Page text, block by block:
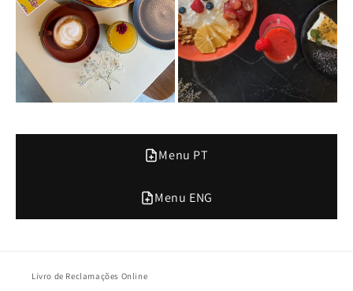
Menu PT
Menu ENG
Livro de Reclamações Online